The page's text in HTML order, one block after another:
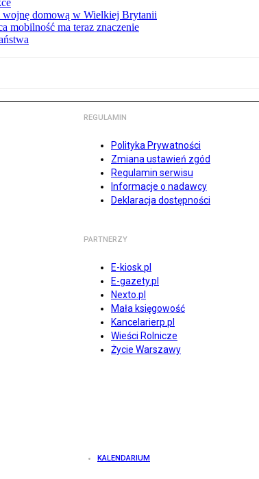
domową w Wielkiej Brytanii
mobilność ma teraz znaczenie
REGULAMIN
Polityka Prywatności
Zmiana ustawień zgód
Regulamin serwisu
Informacje o nadawcy
Deklaracja dostępności
PARTNERZY
E-kiosk.pl
E-gazety.pl
Nexto.pl
Mała księgowość
Kancelarierp.pl
Wieści Rolnicze
Życie Warszawy
KALENDARIUM